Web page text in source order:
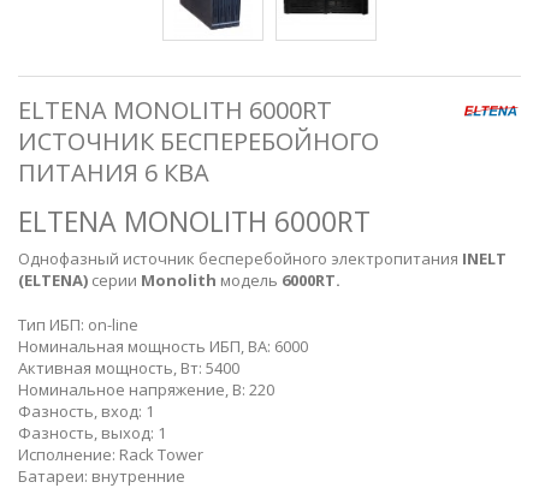
ELTENA MONOLITH 6000RT
ИСТОЧНИК БЕСПЕРЕБОЙНОГО
ПИТАНИЯ 6 КВА
ELTENA MONOLITH 6000RT
Однофазный источник бесперебойного электропитания INELT
(ELTENA) серии Monolith модель 6000RT.
Тип ИБП: on-line
Номинальная мощность ИБП, BA: 6000
Активная мощность, Bт: 5400
Номинальное напряжение, В: 220
Фазность, вход: 1
Фазность, выход: 1
Исполнение: Rack Tower
Батареи: внутренние